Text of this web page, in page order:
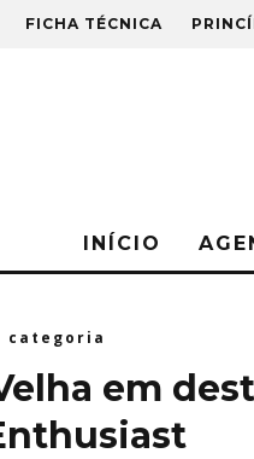
FICHA TÉCNICA
INÍCIO
categoria
em